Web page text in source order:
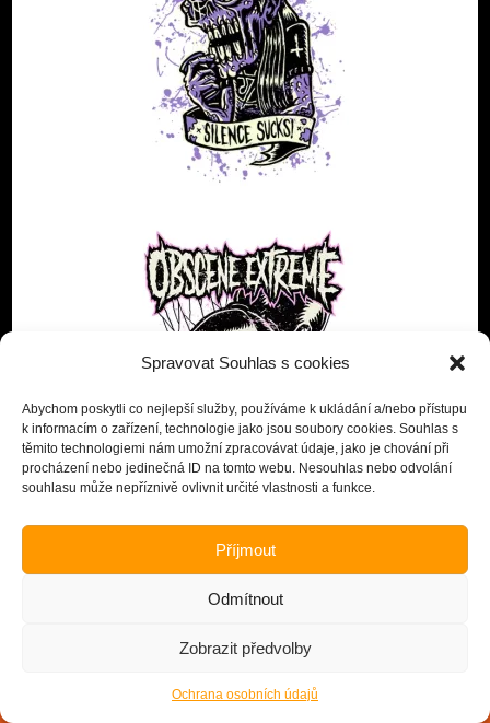
Spravovat Souhlas s cookies
Abychom poskytli co nejlepší služby, používáme k ukládání a/nebo přístupu
k informacím o zařízení, technologie jako jsou soubory cookies. Souhlas s
těmito technologiemi nám umožní zpracovávat údaje, jako je chování při
procházení nebo jedinečná ID na tomto webu. Nesouhlas nebo odvolání
souhlasu může nepříznivě ovlivnit určité vlastnosti a funkce.
Příjmout
Odmítnout
Zobrazit předvolby
Ochrana osobních údajů
Vyzvednutí na festivalu Brutal Assault 5.-8.8. 2026,
stánek Extreme print (u KAL stage).
stánek Obscene Extreme merche.